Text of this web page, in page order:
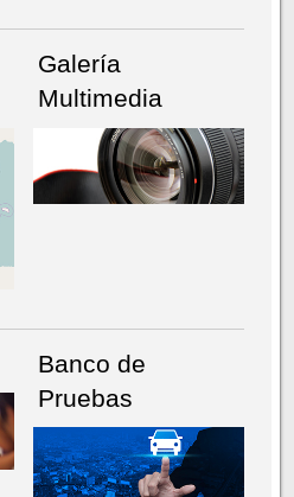
Galería
Multimedia
Banco de
Pruebas